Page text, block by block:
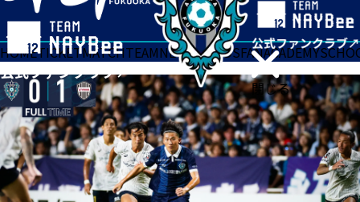
閉じる
HOMETICKETMATCHTEAMNEWSGOODSFANACADEMY